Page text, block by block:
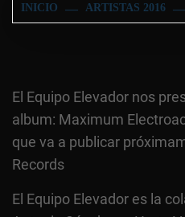
INICIO ARTISTAS 2016
El Equipo Elevador nos
album: Maximum
que va a publicar
Records
El Equipo Elevador es la